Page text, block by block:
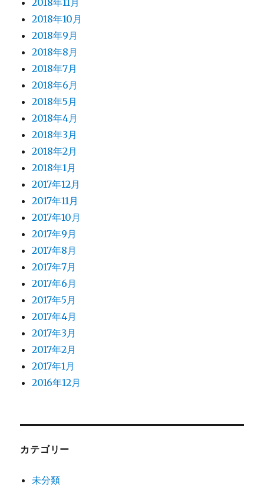
2018年11月
2018年10月
2018年9月
2018年8月
2018年7月
2018年6月
2018年5月
2018年4月
2018年3月
2018年2月
2018年1月
2017年12月
2017年11月
2017年10月
2017年9月
2017年8月
2017年7月
2017年6月
2017年5月
2017年4月
2017年3月
2017年2月
2017年1月
2016年12月
カテゴリー
未分類